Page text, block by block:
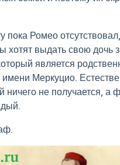
пока Ромео
хотят выдать свою дочь
является
Меркуцио.
ничего не получается, а